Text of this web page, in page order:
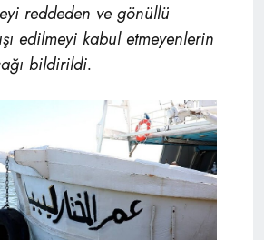
reddeden ve gönüllü
edilmeyi kabul etmeyenlerin
bildirildi.